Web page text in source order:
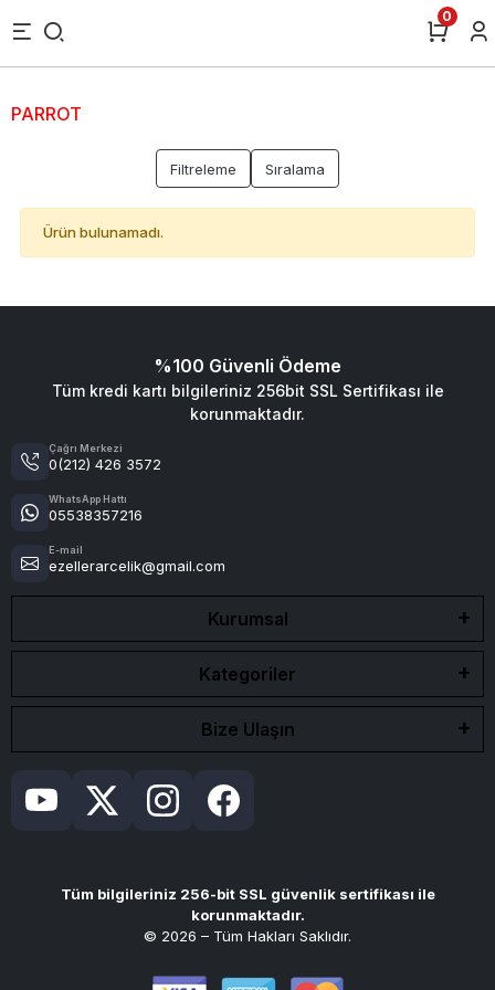
0
PARROT
Filtreleme Sıralama
Ürün bulunamadı.
%100 Güvenli Ödeme
Tüm kredi kartı bilgileriniz 256bit SSL Sertifikası ile
korunmaktadır.
Çağrı Merkezi
0(212) 426 3572
WhatsApp Hattı
05538357216
E-mail
ezellerarcelik@gmail.com
Kurumsal
Kategoriler
Bize Ulaşın
Tüm bilgileriniz 256-bit SSL güvenlik sertifikası ile
korunmaktadır.
© 2026 – Tüm Hakları Saklıdır.